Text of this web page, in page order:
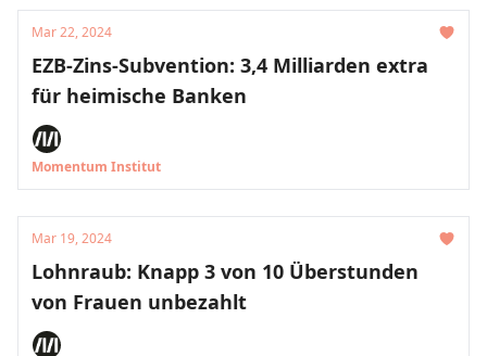
Mar 22, 2024
EZB-Zins-Subvention: 3,4 Milliarden extra
für heimische Banken
Momentum Institut
Mar 19, 2024
Lohnraub: Knapp 3 von 10 Überstunden
von Frauen unbezahlt